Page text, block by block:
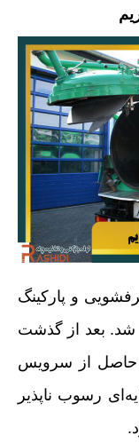
و پارکینگ
شد. بعد از گذشت
حاصل از سرویس
رسوب ناپذیر